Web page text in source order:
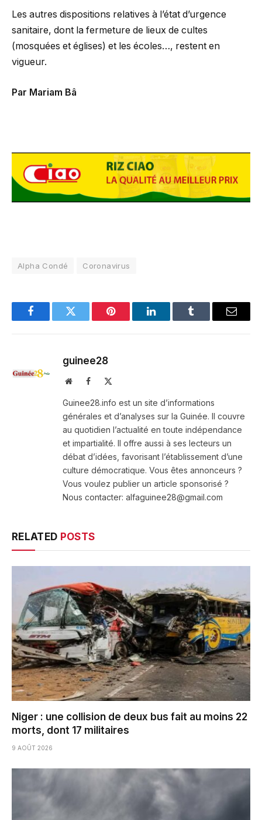
Les autres dispositions relatives à l’état d’urgence
sanitaire, dont la fermeture de lieux de cultes
(mosquées et églises) et les écoles…, restent en
vigueur.
Par Mariam Bâ
Alpha Condé Coronavirus
FacebookTwitter Pinterest LinkedInTumblr Email
guinee28
WebsiteFacebook
Guinee28.info est un site d’informations
générales et d’analyses sur la Guinée. Il couvre
au quotidien l’actualité en toute indépendance
et impartialité. Il offre aussi à ses lecteurs un
débat d’idées, favorisant l’établissement d’une
culture démocratique. Vous êtes annonceurs ?
Vous voulez publier un article sponsorisé ?
Nous contacter: alfaguinee28@gmail.com
RELATED POSTS
Niger : une collision de deux bus fait au moins 22
morts, dont 17 militaires
9 AOÛT 2026